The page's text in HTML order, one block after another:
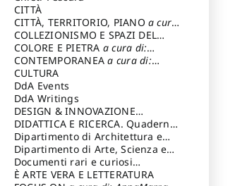
cura di: Di Carpegna Falconieri
Tommaso
CITTÀ
CITTÀ, TERRITORIO, PIANO a cura
di: Imbesi Giuseppe
COLLEZIONISMO E SPAZI DEL
COLLEZIONISMO a cura di:
Magnani Lauro
COLORE E PIETRA a cura di:
Selvaggi Giuseppe
CONTEMPORANEAa cura di:
Gubinelli Luna
CULTURA
DdA Events
DdA Writings
DESIGN & INNOVAZIONE
TECNOLOGICAa cura di: Vallicelli
Andrea
DIDATTICA E RICERCA. Quaderni
della Scuola
Dipartimento di Architettura e
Analisi della Città Mediterranea
Dipartimento di Arte, Scienza e
Tecnica del Costuire
Documenti rari e curiosi
dall'Archivio Segreto
È ARTE VERA E LETTERATURA